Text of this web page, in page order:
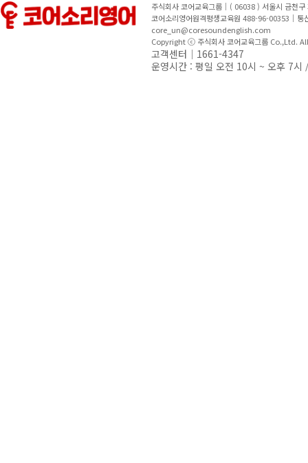
주식회사 코어교육그룹｜( 06038 ) 서울시 금천
코어소리영어원격평생교육원 488-96-00353｜
core_un@coresoundenglish.com
Copyright ⓒ 주식회사 코어교육그룹 Co.,Ltd.
고객센터｜1661-4347
운영시간 : 평일 오전 10시 ~ 오후 7